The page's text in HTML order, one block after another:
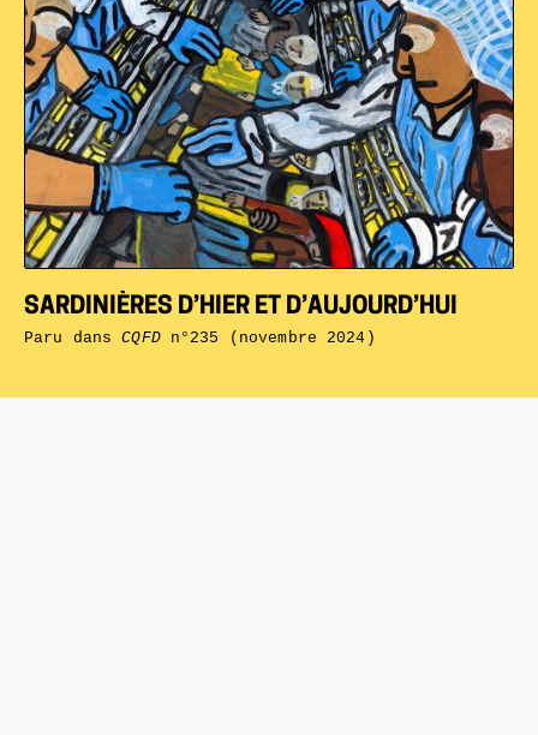
SARDINIÈRES D’HIER ET D’AUJOURD’HUI
Paru dansCQFDn°235 (novembre 2024)